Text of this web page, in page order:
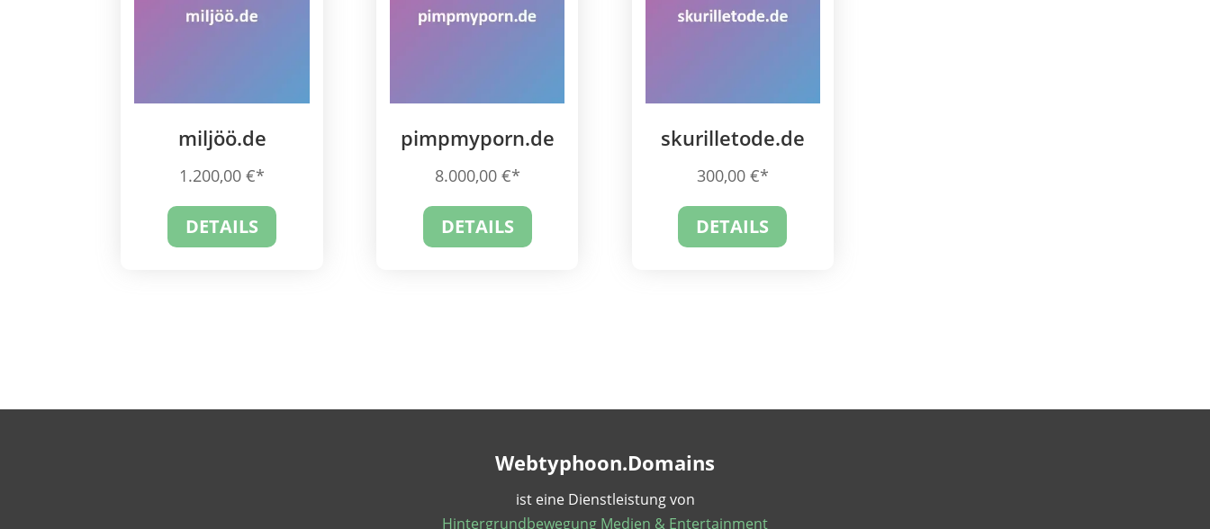
miljöö.de
1.200,00€
DETAILS
pimpmyporn.de
8.000,00 €
DETAILS
skurilletode.de
300,00 €
DETAILS
Webtyphoon.Domains
ist eine Dienstleistung von
Hintergrundbewegung Medien & Entertainment